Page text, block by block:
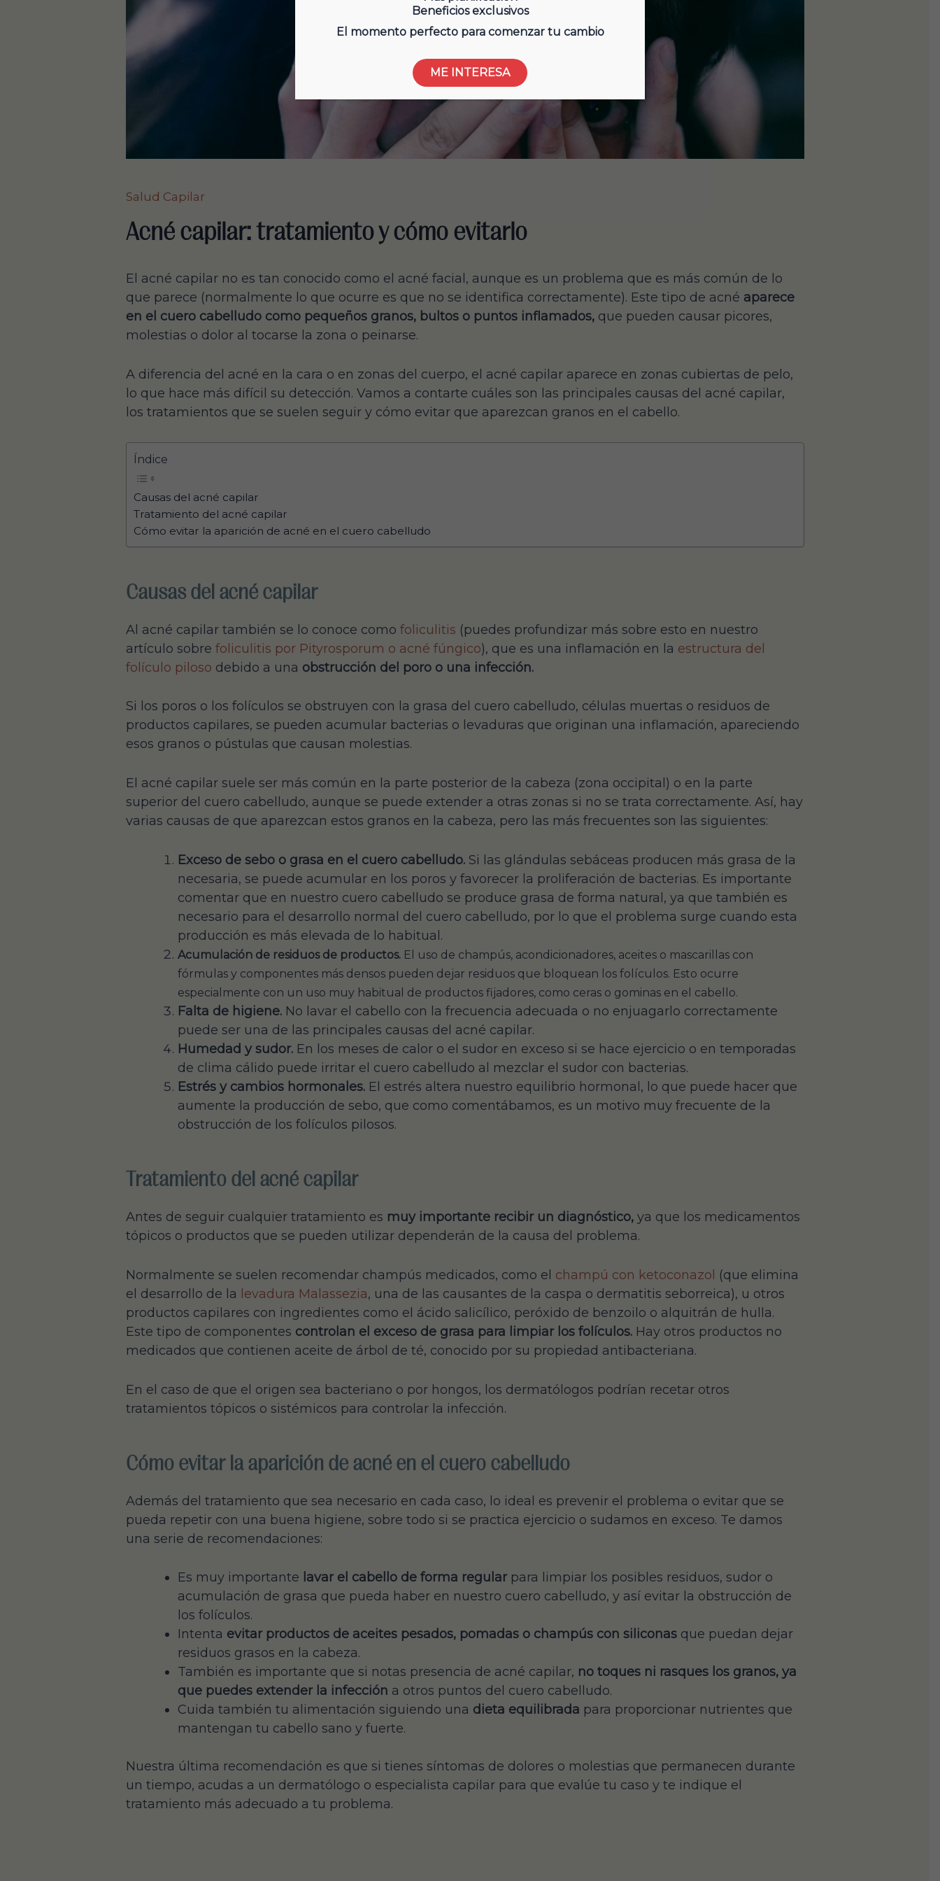
Salud Capilar
Acné capilar: tratamiento y cómo evitarlo
El acné capilar no es tan conocido como el acné facial, aunque es un problema que es más común de lo
que parece (normalmente lo que ocurre es que no se identifica correctamente). Este tipo de acné aparece
en el cuero cabelludo como pequeños granos, bultos o puntos inflamados,que pueden causar picores,
molestias o dolor al tocarse la zona o peinarse.
A diferencia del acné en la cara o en zonas del cuerpo, el acné capilar aparece en zonas cubiertas de pelo,
lo que hace más difícil su detección. Vamos a contarte cuáles son las principales causas del acné capilar,
los tratamientos que se suelen seguir y cómo evitar que aparezcan granos en el cabello.
Índice
Causas del acné capilar
Tratamiento del acné capilar
Cómo evitar la aparición de acné en el cuero cabelludo
Causas del acné capilar
Al acné capilar también se lo conoce como foliculitis (puedes profundizar más sobre esto en nuestro
artículo sobre foliculitis por Pityrosporum o acné fúngico), que es una inflamación en la estructura del
folículo piloso debido a una obstrucción del poro o una infección.
Si los poros o los folículos se obstruyen con la grasa del cuero cabelludo, células muertas o residuos de
productos capilares, se pueden acumular bacterias o levaduras que originan una inflamación, apareciendo
esos granos o pústulas que causan molestias.
El acné capilar suele ser más común en la parte posterior de la cabeza (zona occipital) o en la parte
superior del cuero cabelludo, aunque se puede extender a otras zonas si no se trata correctamente. Así, hay
varias causas de que aparezcan estos granos en la cabeza, pero las más frecuentes son las siguientes:
Exceso de sebo o grasa en el cuero cabelludo.Si las glándulas sebáceas producen más grasa de la
necesaria, se puede acumular en los poros y favorecer la proliferación de bacterias. Es importante
comentar que en nuestro cuero cabelludo se produce grasa de forma natural, ya que también es
necesario para el desarrollo normal del cuero cabelludo, por lo que el problema surge cuando esta
producción es más elevada de lo habitual.
Acumulación de residuos de productos.El uso de champús, acondicionadores, aceites o mascarillas con
fórmulas y componentes más densos pueden dejar residuos que bloquean los folículos. Esto ocurre
especialmente con un uso muy habitual de productos fijadores, como ceras o gominas en el cabello.
Falta de higiene.No lavar el cabello con la frecuencia adecuada o no enjuagarlo correctamente
puede ser una de las principales causas del acné capilar.
Humedad y sudor.En los meses de calor o el sudor en exceso si se hace ejercicio o en temporadas
de clima cálido puede irritar el cuero cabelludo al mezclar el sudor con bacterias.
Estrés y cambios hormonales.El estrés altera nuestro equilibrio hormonal, lo que puede hacer que
aumente la producción de sebo, que como comentábamos, es un motivo muy frecuente de la
obstrucción de los folículos pilosos.
Tratamiento del acné capilar
Antes de seguir cualquier tratamiento es muy importante recibir un diagnóstico,ya que los medicamentos
tópicos o productos que se pueden utilizar dependerán de la causa del problema.
Normalmente se suelen recomendar champús medicados, como el champú con ketoconazol (que elimina
el desarrollo de la levadura Malassezia, una de las causantes de la caspa o dermatitis seborreica), u otros
productos capilares con ingredientes como el ácido salicílico, peróxido de benzoilo o alquitrán de hulla.
Este tipo de componentes controlan el exceso de grasa para limpiar los folículos.Hay otros productos no
medicados que contienen aceite de árbol de té, conocido por su propiedad antibacteriana.
En el caso de que el origen sea bacteriano o por hongos, los dermatólogos podrían recetar otros
tratamientos tópicos o sistémicos para controlar la infección.
Cómo evitar la aparición de acné en el cuero cabelludo
Además del tratamiento que sea necesario en cada caso, lo ideal es prevenir el problema o evitar que se
pueda repetir con una buena higiene, sobre todo si se practica ejercicio o sudamos en exceso. Te damos
una serie de recomendaciones:
Es muy importante lavar el cabello de forma regularpara limpiar los posibles residuos, sudor o
acumulación de grasa que pueda haber en nuestro cuero cabelludo, y así evitar la obstrucción de
los folículos.
Intenta evitar productos de aceites pesados, pomadas o champús con siliconasque puedan dejar
residuos grasos en la cabeza.
También es importante que si notas presencia de acné capilar, no toques ni rasques los granos, ya
que puedes extender la infección a otros puntos del cuero cabelludo.
Cuida también tu alimentación siguiendo una dieta equilibrada para proporcionar nutrientes que
mantengan tu cabello sano y fuerte.
Nuestra última recomendación es que si tienes síntomas de dolores o molestias que permanecen durante
un tiempo, acudas a un dermatólogo o especialista capilar para que evalúe tu caso y te indique el
tratamiento más adecuado a tu problema.
Beneficios exclusivos
El momento perfecto para comenzar tu cambio
ME INTERESA